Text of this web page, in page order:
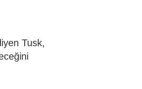
Tusk,